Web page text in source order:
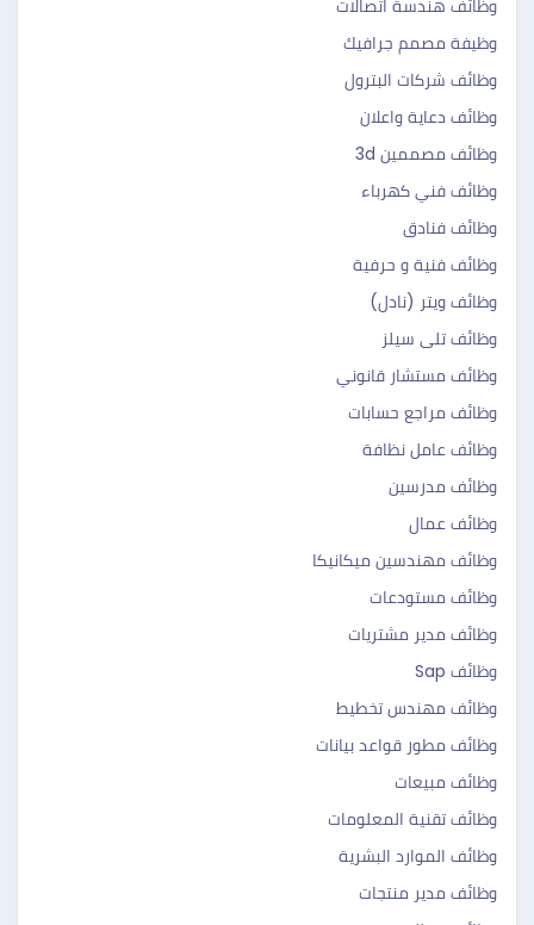
وظائف هندسة اتصالات
وظيفة مصمم جرافيك
وظائف شركات البترول
وظائف دعاية واعلان
وظائف مصممين 3d
وظائف فني كهرباء
وظائف فنادق
وظائف فنية و حرفية
وظائف ويتر (نادل)
وظائف تلى سيلز
وظائف مستشار قانوني
وظائف مراجع حسابات
وظائف عامل نظافة
وظائف مدرسين
وظائف عمال
وظائف مهندسين ميكانيكا
وظائف مستودعات
وظائف مدير مشتريات
وظائف Sap
وظائف مهندس تخطيط
وظائف مطور قواعد بيانات
وظائف مبيعات
وظائف تقنية المعلومات
وظائف الموارد البشرية
وظائف مدير منتجات